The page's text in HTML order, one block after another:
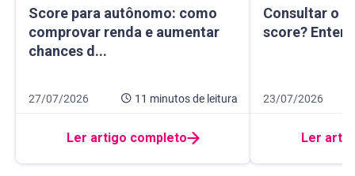
Score para autônomo: como
comprovar renda e aumentar
chances d...
Score para autônomo: como comprovar renda e
Data de publicação 27 de julho de 2026
27/07/2026 11 minutosde leitura
11 minutos de leitura
Ler artigo completo
Consultar o
score?
Consultar o
Data de
23/07/2026
8 minutos de
Ler